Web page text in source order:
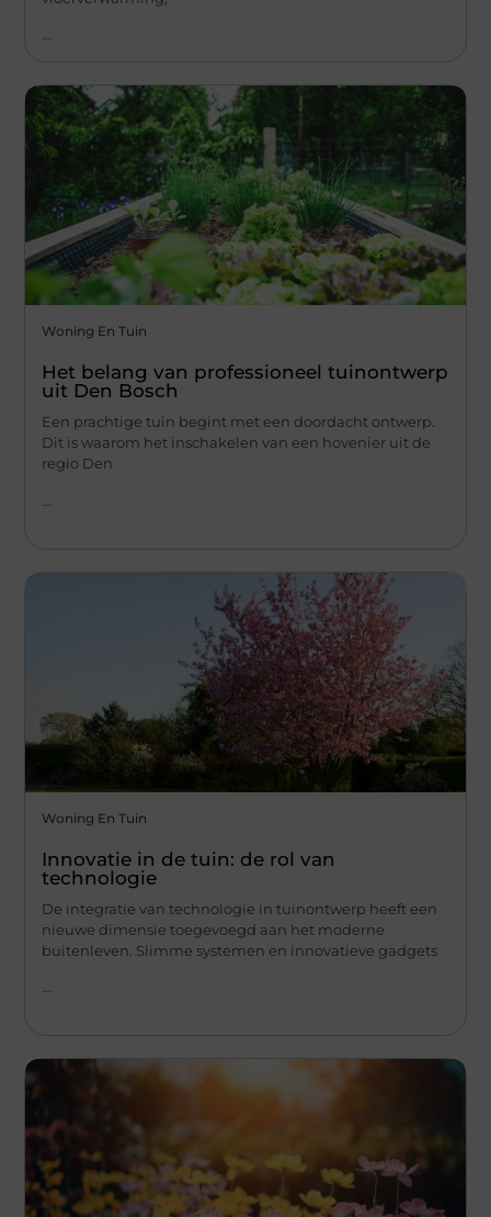
...
Woning En Tuin
Het belang van professioneel tuinontwerp
uit Den Bosch
Een prachtige tuin begint met een doordacht ontwerp.
Dit is waarom het inschakelen van een hovenier uit de
regio Den
Woning En Tuin
Innovatie in de tuin: de rol van
technologie
De integratie van technologie in tuinontwerp heeft een
nieuwe dimensie toegevoegd aan het moderne
buitenleven. Slimme systemen en innovatieve gadgets